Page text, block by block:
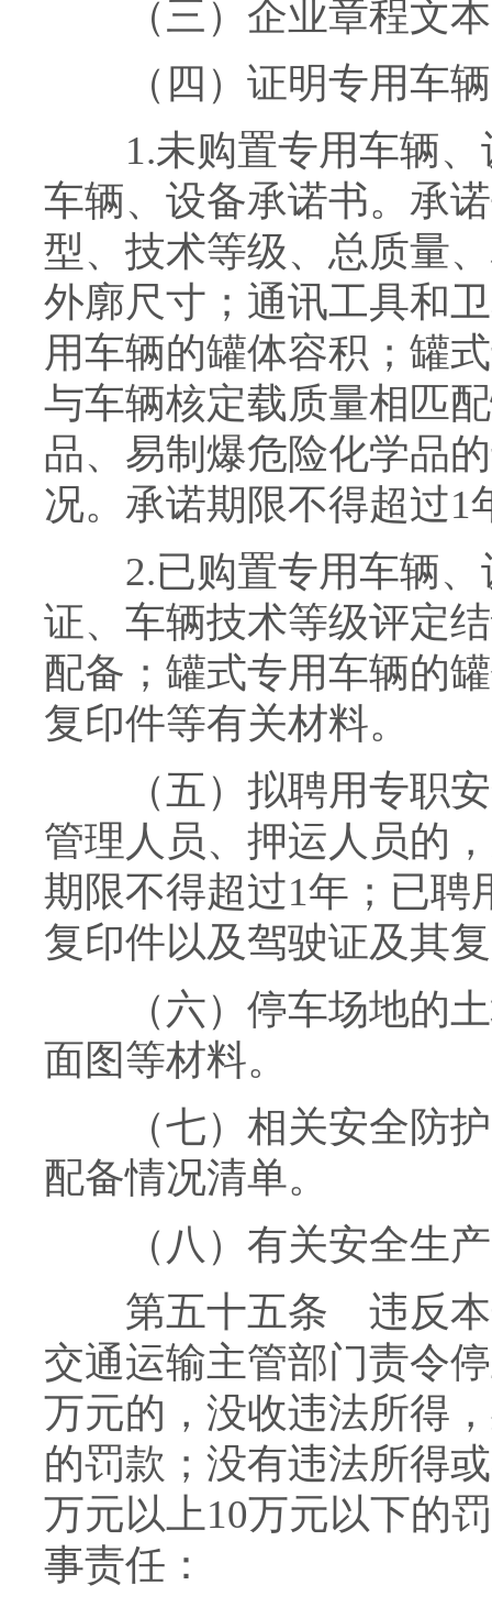
（三）企业章程文
（四）证明专用车辆
1.未购置专用车辆、
车辆、设备承诺书。承
型、技术等级、总质量
外廓尺寸；通讯工具和
用车辆的罐体容积；罐
与车辆核定载质量相匹
品、易制爆危险化学品
况。承诺期限不得超过1
2.已购置专用车辆、
证、车辆技术等级评定
配备；罐式专用车辆的
复印件等有关材料。
（五）拟聘用专职安
管理人员、押运人员的
期限不得超过1年；已聘
复印件以及驾驶证及其
（六）停车场地的土
面图等材料。
（七）相关安全防护
配备情况清单。
（八）有关安全生产
第五十五条 违反本
交通运输主管部门责令
万元的，没收违法所得
的罚款；没有违法所得
万元以上10万元以下的
事责任：